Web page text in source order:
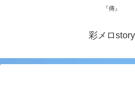
『傳』
彩メロstory